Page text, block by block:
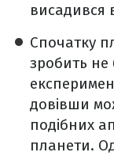
висадився
Спочатку
зробить не
довівши
подібних
планети.